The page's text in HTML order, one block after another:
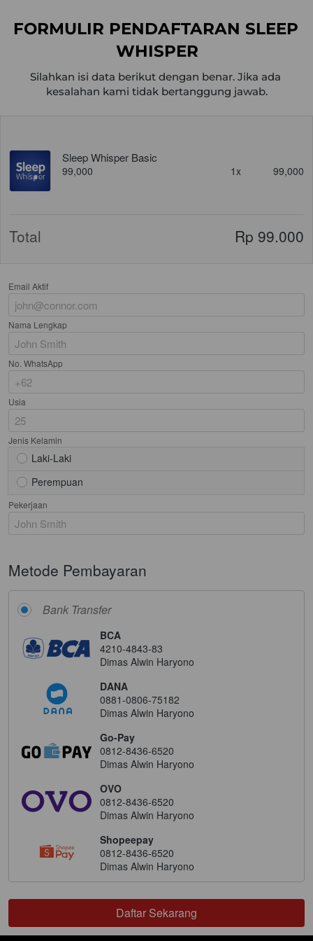
FORMULIR PENDAFTARAN SLEEP
WHISPER
Silahkan isi data berikut dengan benar. Jika ada
kesalahan kami tidak bertanggung jawab.
Email Aktif
Nama Lengkap
No. WhatsApp
Usia
Jenis Kelamin
Laki-Laki
Perempuan
Pekerjaan
Metode Pembayaran
Bank Transfer
BCA
4210-4843-83
Dimas Alwin Haryono
DANA
0881-0806-75182
Dimas Alwin Haryono
Go-Pay
0812-8436-6520
Dimas Alwin Haryono
OVO
0812-8436-6520
Dimas Alwin Haryono
Shopeepay
0812-8436-6520
Dimas Alwin Haryono
`Daftar Sekarang
Sleep Whisper Basic
99,000 1x 99,000
Total Rp 99.000